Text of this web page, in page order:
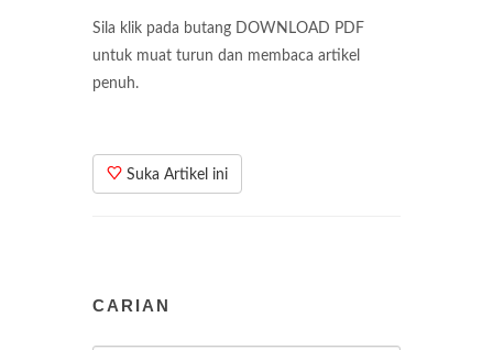
Sila klik pada butang DOWNLOAD PDF
untuk muat turun dan membaca artikel
penuh.
Suka Artikel ini
CARIAN